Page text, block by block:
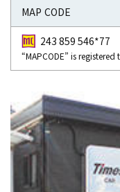
MAP CODE
243 859 546*77
“MAPCODE” is